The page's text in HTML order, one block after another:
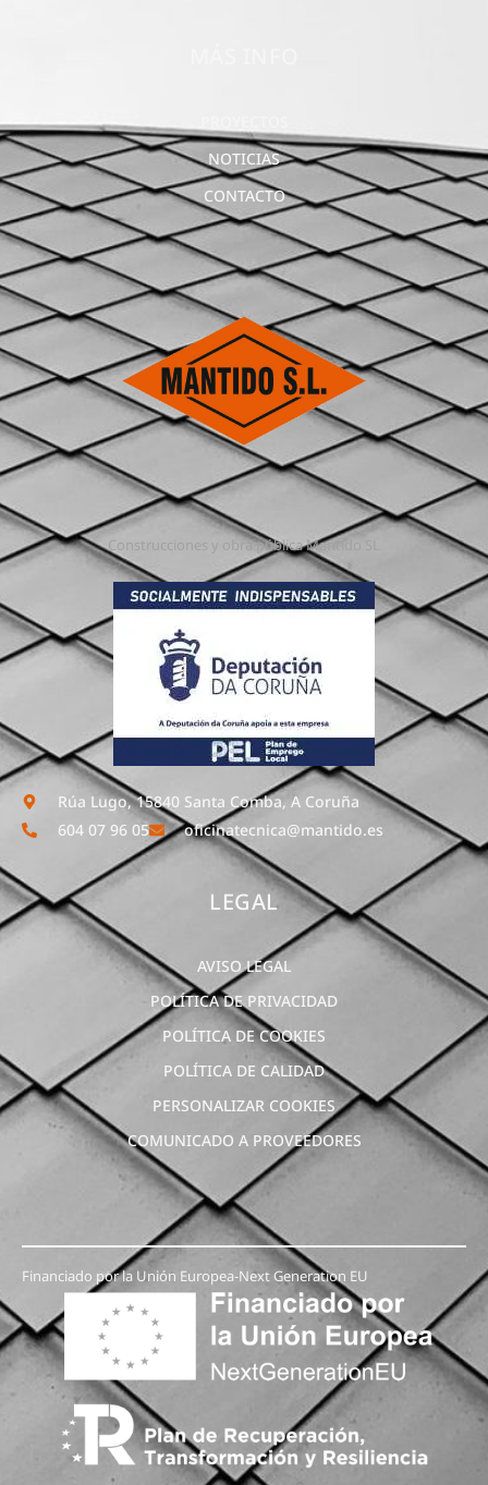
NOTICIAS
CONTACTO
Construcciones y obra pública Mantido SL
Rúa Lugo, 15840 Santa Comba, A Coruña
604 07 96 05
oficinatecnica@mantido.es
LEGAL
AVISO LEGAL
POLÍTICA DE PRIVACIDAD
POLÍTICA DE COOKIES
POLÍTICA DE CALIDAD
PERSONALIZAR COOKIES
COMUNICADO A PROVEEDORES
Financiado por la Unión Europea-Next Generation EU